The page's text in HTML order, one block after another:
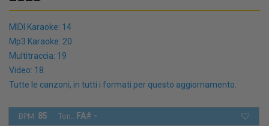
MIDI Karaoke: 14
Mp3 Karaoke: 20
Multitraccia: 19
Video: 18
Tutte le canzoni, in tutti i formati per questo aggiornamento.
BPM: 85 Ton.: FA# -